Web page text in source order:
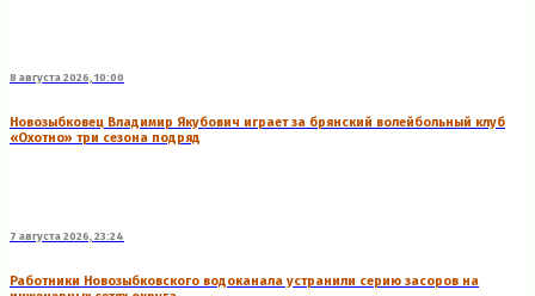
8 августа 2026, 10:00
Новозыбковец Владимир Якубович играет за брянский волейбольный клуб
«Охотно» три сезона подряд
7 августа 2026, 23:24
Работники Новозыбковского водоканала устранили серию засоров на